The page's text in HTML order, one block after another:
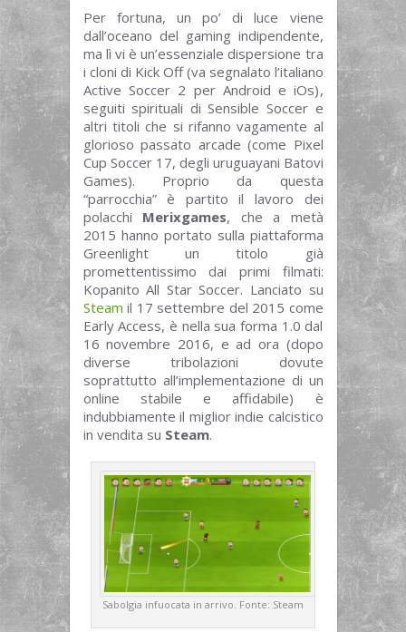
Per fortuna, un po’ di luce viene
dall’oceano del gaming indipendente,
ma lì vi è un’essenziale dispersione tra
i cloni di Kick Off (va segnalato l’italiano
Active Soccer 2 per Android e iOs),
seguiti spirituali di Sensible Soccer e
altri titoli che si rifanno vagamente al
glorioso passato arcade (come Pixel
Cup Soccer 17, degli uruguayani Batovi
Games). Proprio da questa
“parrocchia” è partito il lavoro dei
polacchi Merixgames, che a metà
2015 hanno portato sulla piattaforma
Greenlight un titolo già
promettentissimo dai primi filmati:
Kopanito All Star Soccer. Lanciato su
Steam il 17 settembre del 2015 come
Early Access, è nella sua forma 1.0 dal
16 novembre 2016, e ad ora (dopo
diverse tribolazioni dovute
soprattutto all’implementazione di un
online stabile e affidabile) è
indubbiamente il miglior indie calcistico
in vendita su Steam.
Sabolgia infuocata in arrivo. Fonte: Steam